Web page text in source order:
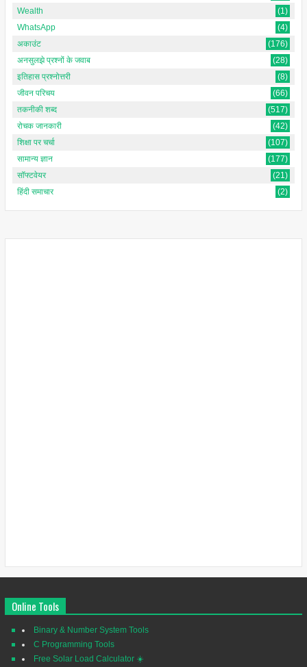
Wealth
(1)
WhatsApp
(4)
अकाउंट
(176)
अनसुलझे प्रश्नों के जवाब
(28)
इतिहास प्रश्नोत्तरी
(8)
जीवन परिचय
(66)
तकनीकी शब्द
(517)
रोचक जानकारी
(42)
शिक्षा पर चर्चा
(107)
सामान्य ज्ञान
(177)
सॉफ्टवेयर
(21)
हिंदी समाचार
(2)
Online Tools
Binary & Number System Tools
C Programming Tools
Free Solar Load Calculator ☀️